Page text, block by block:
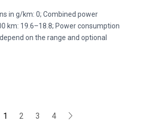
in g/km: 0; Combined power
km: 19.6–18.8; Power consumption
on the range and optional
1 2 3 4